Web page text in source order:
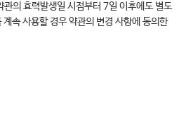
의 효력발생일 시점부터 7일 이후에도 별도
속 사용할 경우 약관의 변경 사항에 동의한